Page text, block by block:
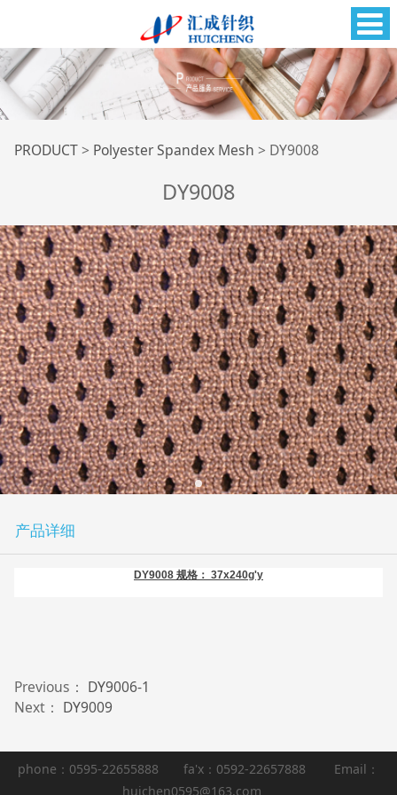
DY9008
PRODUCT> Polyester Spandex Mesh > DY9008
DY9008
产品详细
DY9008 规格： 37x240g'y
Previous： DY9006-1
Next： DY9009
phone：0595-22655888 fa'x：0592-22657888 Email：
huichen0595@163.com